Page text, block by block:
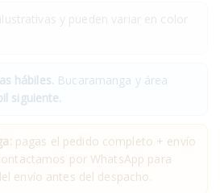
hábiles. Bucaramanga y área
siguiente.
pagas el pedido completo + envío
por WhatsApp para
envío antes del despacho.